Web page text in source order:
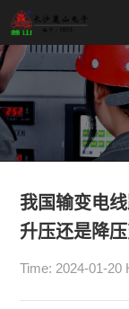
首
变
压
器
抗
我国输变电
升压还是降压
Time: 2024-01-20